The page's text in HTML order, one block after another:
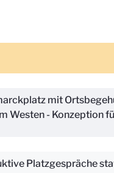
mit
Westen - Konzeption
Platzgespräche